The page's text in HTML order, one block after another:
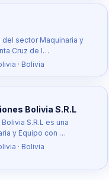
del sector Maquinaria y
Cruz de l…
· Bolivia
Bolivia S.R.L
S.R.L es una
y Equipo con …
· Bolivia